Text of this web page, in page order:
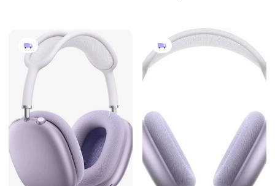
- airpods max 4.999грн ✅